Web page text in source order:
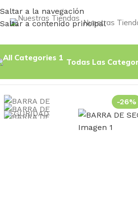
Saltar a la navegación
Saltar a contenido principal
Nuestras
Todas Las
-26%